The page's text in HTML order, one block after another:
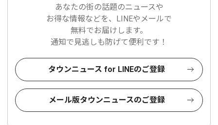
あなたの街の話題のニュースや
お得な情報などを、LINEやメールで
無料でお届けします。
通知で見逃しも防げて便利です！
タウンニュース for LINEのご登録
メール版タウンニュースのご登録